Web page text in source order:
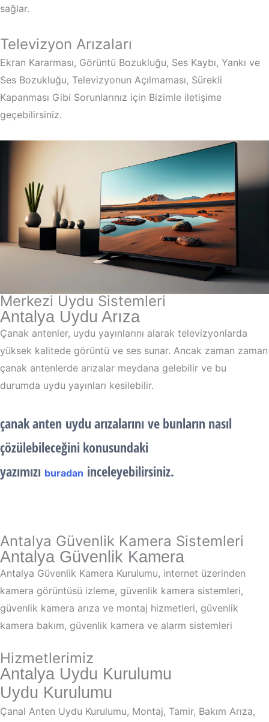
sağlar.
Televizyon Arızaları
Ekran Kararması, Görüntü Bozukluğu, Ses Kaybı, Yankı ve
Ses Bozukluğu, Televizyonun Açılmaması, Sürekli
Kapanması Gibi Sorunlarınız için Bizimle iletişime
geçebilirsiniz.
Merkezi Uydu Sistemleri
Antalya Uydu Arıza
Çanak antenler, uydu yayınlarını alarak televizyonlarda
yüksek kalitede görüntü ve ses sunar. Ancak zaman zaman
çanak antenlerde arızalar meydana gelebilir ve bu
durumda uydu yayınları kesilebilir.
çanak anten uydu arızalarını ve bunların nasıl
çözülebileceğini konusundaki
yazımızı buradan inceleyebilirsiniz.
Antalya Güvenlik Kamera Sistemleri
Antalya Güvenlik Kamera
Antalya Güvenlik Kamera Kurulumu, internet üzerinden
kamera görüntüsü izleme, güvenlik kamera sistemleri,
güvenlik kamera arıza ve montaj hizmetleri, güvenlik
kamera bakım, güvenlik kamera ve alarm sistemleri
Hizmetlerimiz
Antalya Uydu Kurulumu
Uydu Kurulumu
Çanal Anten Uydu Kurulumu, Montaj, Tamir, Bakım Arıza,